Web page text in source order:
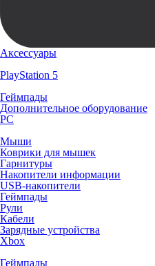
Аксессуары
PlayStation 5
Геймпады
Дополнительное оборудование
PC
Мыши
Коврики для мышек
Гарнитуры
Накопители информации
USB-накопители
Геймпады
Рули
Кабели
Зарядные устройства
Xbox
Геймпады